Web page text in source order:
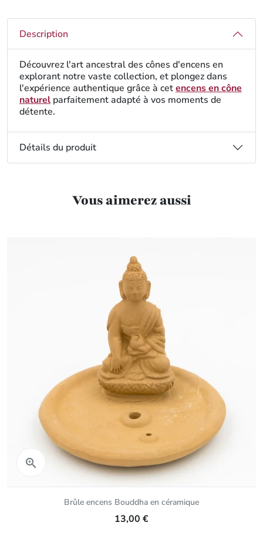
Description
Découvrez l'art ancestral des cônes d'encens en
explorant notre vaste collection, et plongez dans
l'expérience authentique grâce à cetencens en cône
naturel parfaitement adapté à vos moments de
détente.
Détails du produit
Vous aimerez aussi
 Aperçu rapide
Brûle encens Bouddha en céramique
13,00 €